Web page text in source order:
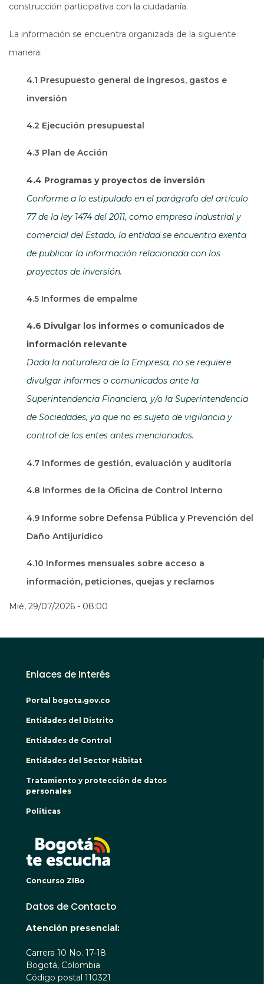
construcción participativa con la ciudadanía.
La información se encuentra organizada de la siguiente
manera:
4.1 Presupuesto general de ingresos, gastos e
inversión
4.2 Ejecución presupuestal
4.3 Plan de Acción
4.4 Programas y proyectos de inversión
Conforme a lo estipulado en el parágrafo del artículo
77 de la ley 1474 del 2011, como empresa industrial y
comercial del Estado, la entidad se encuentra exenta
de publicar la información relacionada con los
proyectos de inversión.
4.5 Informes de empalme
4.6 Divulgar los informes o comunicados de
información relevante
Dada la naturaleza de la Empresa, no se requiere
divulgar informes o comunicados ante la
Superintendencia Financiera, y/o la Superintendencia
de Sociedades, ya que no es sujeto de vigilancia y
control de los entes antes mencionados.
4.7 Informes de gestión, evaluación y auditoría
4.8 Informes de la Oficina de Control Interno
4.9 Informe sobre Defensa Pública y Prevención del
Daño Antijurídico
4.10 Informes mensuales sobre acceso a
información, peticiones, quejas y reclamos
Mié, 29/07/2026 - 08:00
Enlaces de Interés
Portal bogota.gov.co
Entidades del Distrito
Entidades de Control
Entidades del Sector Hábitat
Tratamiento y protección de datos
personales
Políticas
Concurso ZIBo
Datos de Contacto
Atención presencial:
Carrera 10 No. 17-18
Bogotá, Colombia
Código postal 110321